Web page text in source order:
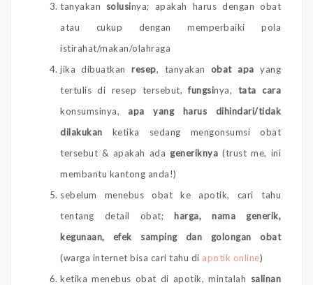
tanyakan solusinya; apakah harus dengan obat
atau cukup dengan memperbaiki pola
istirahat/makan/olahraga
jika dibuatkanresep, tanyakan obat apa yang
tertulis di resep tersebut,fungsinya, tata cara
konsumsinya, apa yang harus dihindari/tidak
dilakukan ketika sedang mengonsumsi obat
tersebut & apakah ada generiknya (trust me, ini
membantu kantong anda!)
sebelum menebus obat ke apotik, cari tahu
tentang detail obat; harga, nama generik,
kegunaan, efek samping dan golongan obat
(warga internet bisa cari tahu di apotik online)
ketika menebus obat di apotik, mintalah salinan